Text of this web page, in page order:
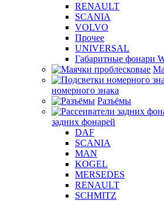
RENAULT
SCANIA
VOLVO
Прочее
UNIVERSAL
Габаритные фонари
номерного знака
Разъёмы
задних фонарей
DAF
SCANIA
MAN
KOGEL
MERSEDES
RENAULT
SCHMITZ